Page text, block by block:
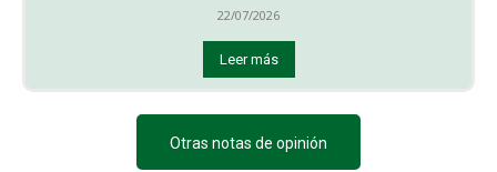
22/07/2026
Leer más
Otras notas de opinión